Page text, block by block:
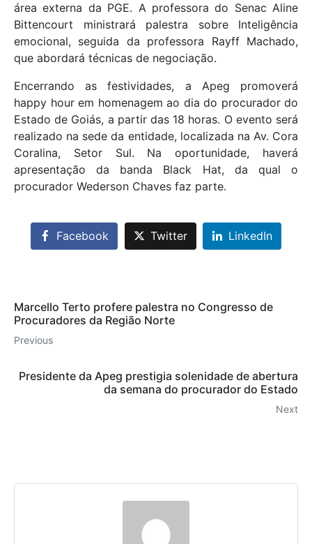
área externa da PGE. A professora do Senac Aline
Bittencourt ministrará palestra sobre Inteligência
emocional, seguida da professora Rayff Machado,
que abordará técnicas de negociação.
Encerrando as festividades, a Apeg promoverá
happy hour em homenagem ao dia do procurador do
Estado de Goiás, a partir das 18 horas. O evento será
realizado na sede da entidade, localizada na Av. Cora
Coralina, Setor Sul. Na oportunidade, haverá
apresentação da banda Black Hat, da qual o
procurador Wederson Chaves faz parte.
Facebook Twitter LinkedIn
Marcello Terto profere palestra no Congresso de
Procuradores da Região Norte
Previous
Presidente da Apeg prestigia solenidade de abertura
da semana do procurador do Estado
Next